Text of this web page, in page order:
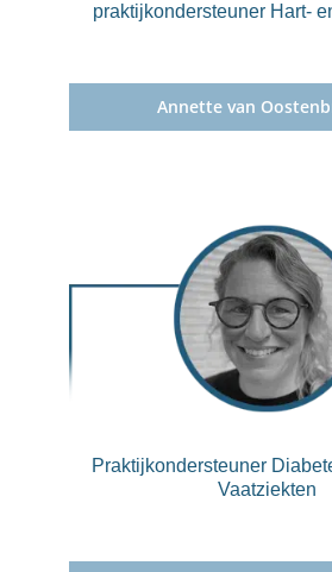
praktijkondersteuner Hart-
Annette van
Praktijkondersteuner
Vaatziekten